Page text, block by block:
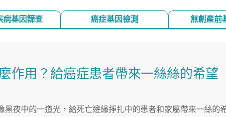
病基因篩查 癌症基因檢測 無創產前
作用？給癌症患者帶來一絲絲的希望
夜中的一道光，給死亡邊緣掙扎中的患者和家屬帶來一絲的